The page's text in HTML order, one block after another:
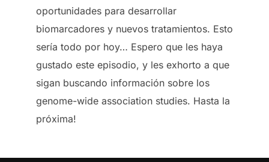
oportunidades para desarrollar
biomarcadores y nuevos tratamientos. Esto
sería todo por hoy… Espero que les haya
gustado este episodio, y les exhorto a que
sigan buscando información sobre los
genome-wide association studies. Hasta la
próxima!